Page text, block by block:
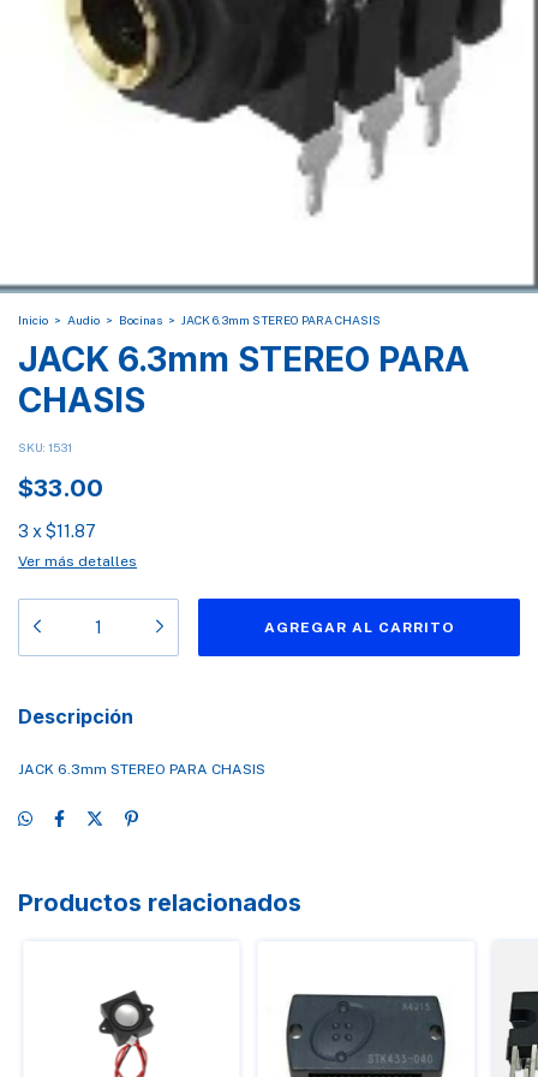
Inicio > Audio > Bocinas > JACK 6.3mm STEREO PARA CHASIS
JACK 6.3mm STEREO PARA
CHASIS
SKU: 1531
$33.00
3 x $11.87
Ver más detalles
Descripción
JACK 6.3mm STEREO PARA CHASIS
Productos relacionados